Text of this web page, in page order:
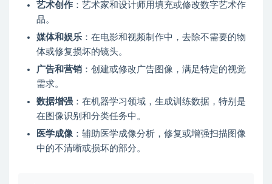
艺术创作 ：艺术家和设计师用填充或修改数字艺术作
品。
媒体和娱乐 ：在电影和视频制作中，去除不需要的物
体或修复损坏的镜头。
广告和营销 ：创建或修改广告图像，满足特定的视觉
需求。
数据增强 ：在机器学习领域，生成训练数据，特别是
在图像识别和分类任务中。
医学成像：辅助医学成像分析，修复或增强扫描图像
中的不清晰或损坏的部分。